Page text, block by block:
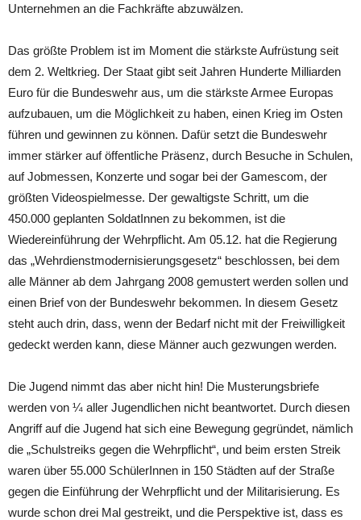
Unternehmen an die Fachkräfte abzuwälzen.
Das größte Problem ist im Moment die stärkste Aufrüstung seit
dem 2. Weltkrieg. Der Staat gibt seit Jahren Hunderte Milliarden
Euro für die Bundeswehr aus, um die stärkste Armee Europas
aufzubauen, um die Möglichkeit zu haben, einen Krieg im Osten
führen und gewinnen zu können. Dafür setzt die Bundeswehr
immer stärker auf öffentliche Präsenz, durch Besuche in Schulen,
auf Jobmessen, Konzerte und sogar bei der Gamescom, der
größten Videospielmesse. Der gewaltigste Schritt, um die
450.000 geplanten SoldatInnen zu bekommen, ist die
Wiedereinführung der Wehrpflicht. Am 05.12. hat die Regierung
das „Wehrdienstmodernisierungsgesetz“ beschlossen, bei dem
alle Männer ab dem Jahrgang 2008 gemustert werden sollen und
einen Brief von der Bundeswehr bekommen. In diesem Gesetz
steht auch drin, dass, wenn der Bedarf nicht mit der Freiwilligkeit
gedeckt werden kann, diese Männer auch gezwungen werden.
Die Jugend nimmt das aber nicht hin! Die Musterungsbriefe
werden von ¼ aller Jugendlichen nicht beantwortet. Durch diesen
Angriff auf die Jugend hat sich eine Bewegung gegründet, nämlich
die „Schulstreiks gegen die Wehrpflicht“, und beim ersten Streik
waren über 55.000 SchülerInnen in 150 Städten auf der Straße
gegen die Einführung der Wehrpflicht und der Militarisierung. Es
wurde schon drei Mal gestreikt, und die Perspektive ist, dass es